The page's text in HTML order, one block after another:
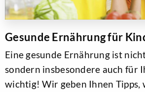
Gesunde Ernährung für
Eine gesunde Ernährung ist
sondern insbesondere auch für
wichtig! Wir geben Ihnen Tipps,